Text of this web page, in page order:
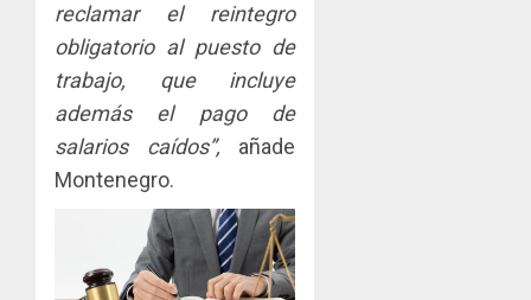
reclamar el reintegro
obligatorio al puesto de
trabajo, que incluye
además el pago de
salarios caídos”, añade
Montenegro.